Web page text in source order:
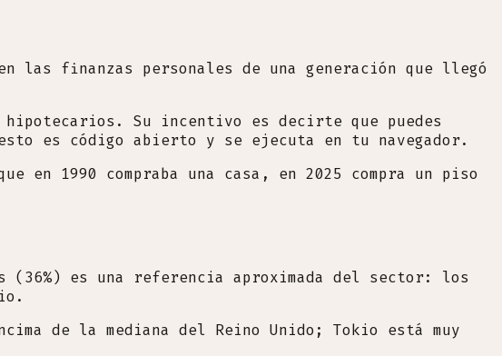
las finanzas personales de una generación que llegó
Su incentivo es decirte que puedes
es código abierto y se ejecuta en tu navegador.
1990 compraba una casa, en 2025 compra un piso
(36%) es una referencia aproximada del sector: los
de la mediana del Reino Unido; Tokio está muy